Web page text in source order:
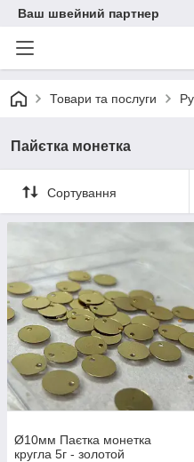
Ваш швейний партнер
Товари та послуги
Пайєтка монетка
Сортування
Ø10мм Паєтка монетка
кругла 5г - золотой